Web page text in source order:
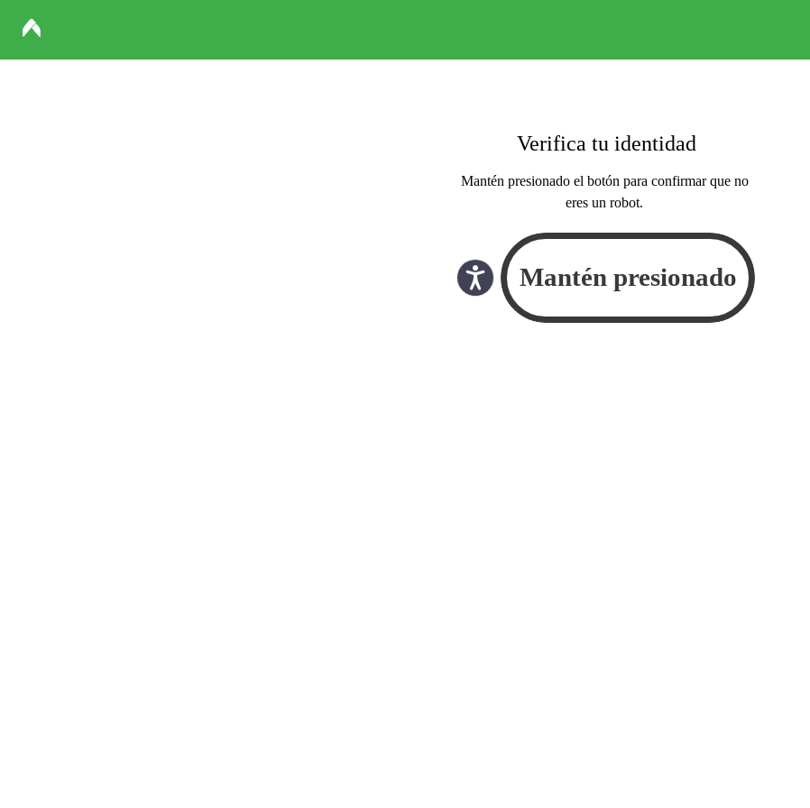
Verifica tu identidad
Mantén presionado el botón para confirmar que no
eres un robot.